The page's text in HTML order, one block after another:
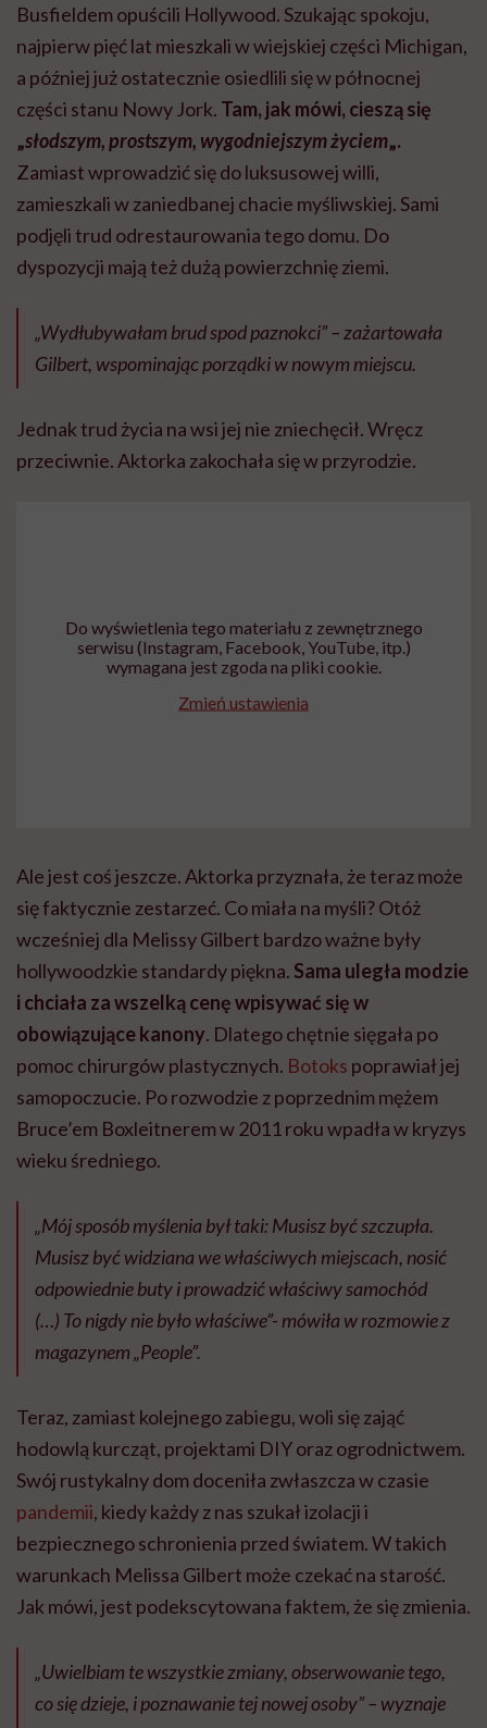
Busfieldem opuścili Hollywood. Szukając spokoju,
najpierw pięć lat mieszkali w wiejskiej części Michigan,
a później już ostatecznie osiedlili się w północnej
części stanu Nowy Jork. Tam, jak mówi, cieszą się
„słodszym, prostszym, wygodniejszym życiem„.
Zamiast wprowadzić się do luksusowej willi,
zamieszkali w zaniedbanej chacie myśliwskiej. Sami
podjęli trud odrestaurowania tego domu. Do
dyspozycji mają też dużą powierzchnię ziemi.
„Wydłubywałam brud spod paznokci” – zażartowała
Gilbert, wspominając porządki w nowym miejscu.
Jednak trud życia na wsi jej nie zniechęcił. Wręcz
przeciwnie. Aktorka zakochała się w przyrodzie.
Do wyświetlenia tego materiału z zewnętrznego
serwisu (Instagram, Facebook, YouTube, itp.)
wymagana jest zgoda na pliki cookie.
Zmień ustawienia
Ale jest coś jeszcze. Aktorka przyznała, że teraz może
się faktycznie zestarzeć. Co miała na myśli? Otóż
wcześniej dla Melissy Gilbert bardzo ważne były
hollywoodzkie standardy piękna. Sama uległa modzie
i chciała za wszelką cenę wpisywać się w
obowiązujące kanony. Dlatego chętnie sięgała po
pomoc chirurgów plastycznych. Botoks poprawiał jej
samopoczucie. Po rozwodzie z poprzednim mężem
Bruce’em Boxleitnerem w 2011 roku wpadła w kryzys
wieku średniego.
„Mój sposób myślenia był taki: Musisz być szczupła.
Musisz być widziana we właściwych miejscach, nosić
odpowiednie buty i prowadzić właściwy samochód
(…) To nigdy nie było właściwe”- mówiła w rozmowie z
magazynem „People”.
Teraz, zamiast kolejnego zabiegu, woli się zająć
hodowlą kurcząt, projektami DIY oraz ogrodnictwem.
Swój rustykalny dom doceniła zwłaszcza w czasie
pandemii, kiedy każdy z nas szukał izolacji i
bezpiecznego schronienia przed światem. W takich
warunkach Melissa Gilbert może czekać na starość.
Jak mówi, jest podekscytowana faktem, że się zmienia.
„Uwielbiam te wszystkie zmiany, obserwowanie tego,
co się dzieje, i poznawanie tej nowej osoby” – wyznaje